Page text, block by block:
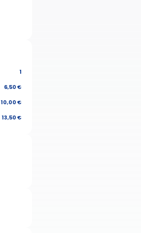
1
6,50 €
10,00 €
13,50 €